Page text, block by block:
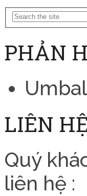
PHẢN
LIÊN
Quý
liên hệ :